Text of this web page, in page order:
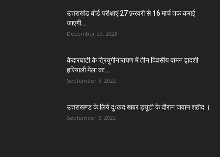
उत्तराखंड बोर्ड परीक्षाएं 27 फ़रवरी से 16 मार्च तक कराई
जाएगी...
December 29, 2023
केदारघाटी के त्रियुगीनारायण में तीन दिवसीय वामन द्वादशी
हरियाली मेला का...
September 6, 2022
उत्तराखण्ड के लिये दुःखद खबर ड्यूटी के दौरान जवान शहीद ।
September 6, 2022